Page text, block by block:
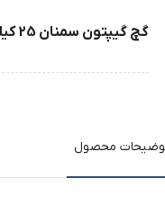
گچ گیپتون سمنان 25 کیلویی
محصول